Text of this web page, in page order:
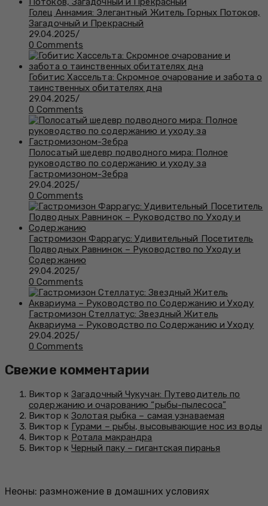
Голец Аннамия: Элегантный Житель Горных Потоков,
Загадочный и Прекрасный
29.04.2025/
0 Comments
Гобитис Хассельта: Скромное очарование и забота о
таинственных обитателях дна
29.04.2025/
0 Comments
Полосатый шедевр подводного мира: Полное
руководство по содержанию и уходу за
Гастромизоном-Зебра
29.04.2025/
0 Comments
Гастромизон Фаррагус: Удивительный Посетитель
Подводных Равнинок – Руководство по Уходу и
Содержанию
29.04.2025/
0 Comments
Гастромизон Стеллатус: Звездный Житель
Аквариума – Руководство по Содержанию и Уходу
29.04.2025/
0 Comments
Свежие комментарии
Виктор к Загадочный Чукучан: Путеводитель по
содержанию и очарованию “рыбы-пылесоса”
Виктор к Золотая рыбка – самая узнаваемая
Виктор к Гурами – рыбы, высовывающие нос из воды
Виктор к Ротала макрандра
Виктор к Черный паку – гигантская пиранья
Неоны: размножение в домашних условиях